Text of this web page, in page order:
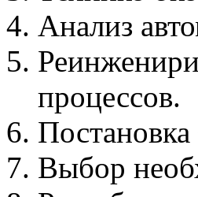
Анализ
процессов.
Постановка
Выбор